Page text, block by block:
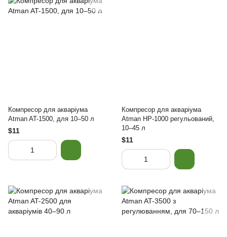
Компресор для акваріума
Atman AT-1500, для 10–50 л
$11
Компресор для акваріума
Atman HP-1000 регульований,
10–45 л
$11